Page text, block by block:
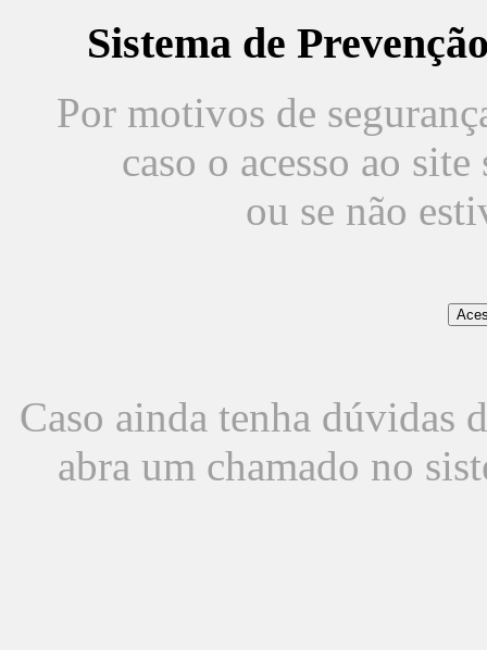
Sistema de
Por motivos de
caso o acesso ao
ou se não
Caso ainda tenha dúvidas
abra um chamado no